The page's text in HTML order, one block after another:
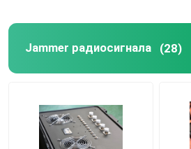
Jammer радиосигнала (28)